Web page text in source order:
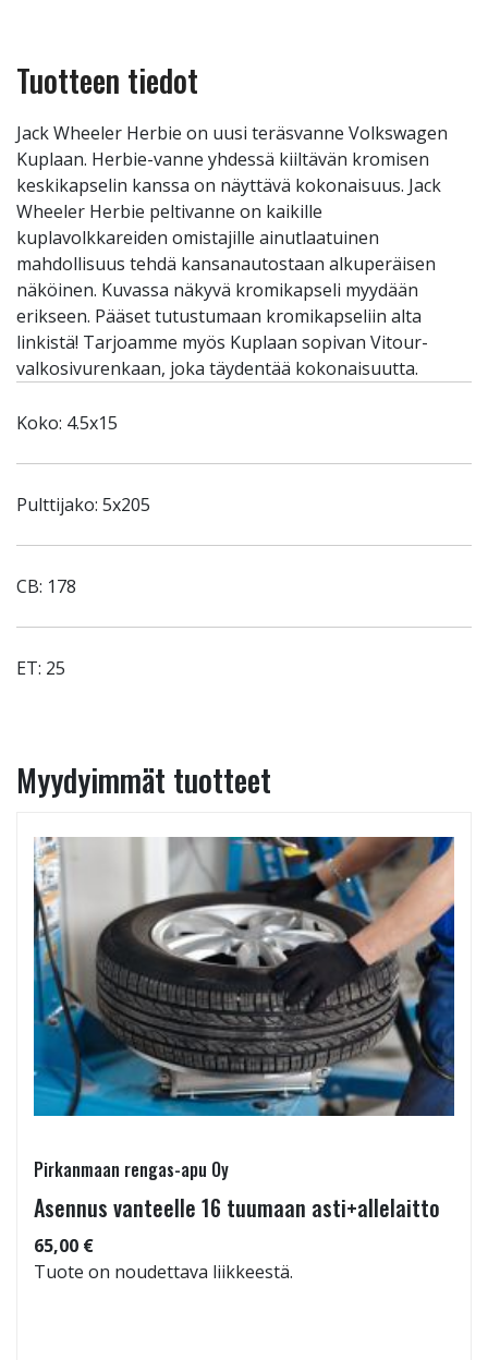
Tuotteen tiedot
Jack Wheeler Herbie on uusi teräsvanne Volkswagen
Kuplaan. Herbie-vanne yhdessä kiiltävän kromisen
keskikapselin kanssa on näyttävä kokonaisuus. Jack
Wheeler Herbie peltivanne on kaikille
kuplavolkkareiden omistajille ainutlaatuinen
mahdollisuus tehdä kansanautostaan alkuperäisen
näköinen. Kuvassa näkyvä kromikapseli myydään
erikseen. Pääset tutustumaan kromikapseliin alta
linkistä! Tarjoamme myös Kuplaan sopivan Vitour-
valkosivurenkaan, joka täydentää kokonaisuutta.
Koko: 4.5x15
Pulttijako: 5x205
CB: 178
ET: 25
Myydyimmät tuotteet
Pirkanmaan rengas-apu Oy
Asennus vanteelle 16 tuumaan asti+allelaitto
65,00 €
Tuote on noudettava liikkeestä.